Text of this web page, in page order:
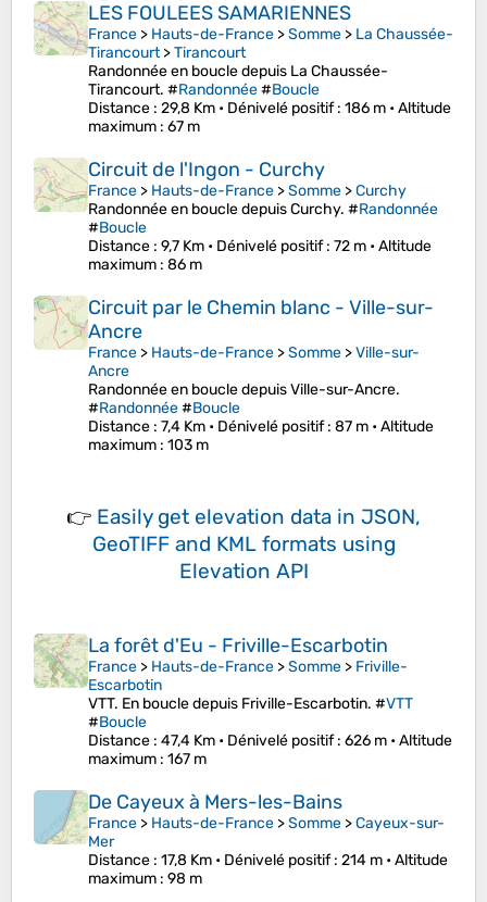
LES FOULEES SAMARIENNES
France > Hauts-de-France >Somme > La Chaussée-
Tirancourt>Tirancourt
Randonnée en boucle depuis La Chaussée-
Tirancourt. #Randonnée#Boucle
Distance : 29,8 Km • Dénivelé positif: 186 m •Altitude
maximum : 67 m
Circuit de l'Ingon - Curchy
France > Hauts-de-France >Somme >Curchy
Randonnée en boucle depuis Curchy. #Randonnée
#Boucle
Distance : 9,7 Km • Dénivelé positif: 72 m •Altitude
maximum : 86 m
Circuit par le Chemin blanc - Ville-sur-
Ancre
France > Hauts-de-France >Somme >Ville-sur-
Ancre
Randonnée en boucle depuis Ville-sur-Ancre.
#Randonnée#Boucle
Distance : 7,4 Km • Dénivelé positif: 87 m •Altitude
maximum : 103 m
👉 Easily get elevation data in JSON,
GeoTIFF and KML formats using
Elevation API
La forêt d'Eu - Friville-Escarbotin
France > Hauts-de-France >Somme > Friville-
Escarbotin
VTT. En boucle depuis Friville-Escarbotin. #VTT
#Boucle
Distance : 47,4 Km • Dénivelé positif: 626 m •Altitude
maximum : 167 m
De Cayeux à Mers-les-Bains
France > Hauts-de-France >Somme >Cayeux-sur-
Mer
Distance : 17,8 Km • Dénivelé positif: 214 m •Altitude
maximum : 98 m